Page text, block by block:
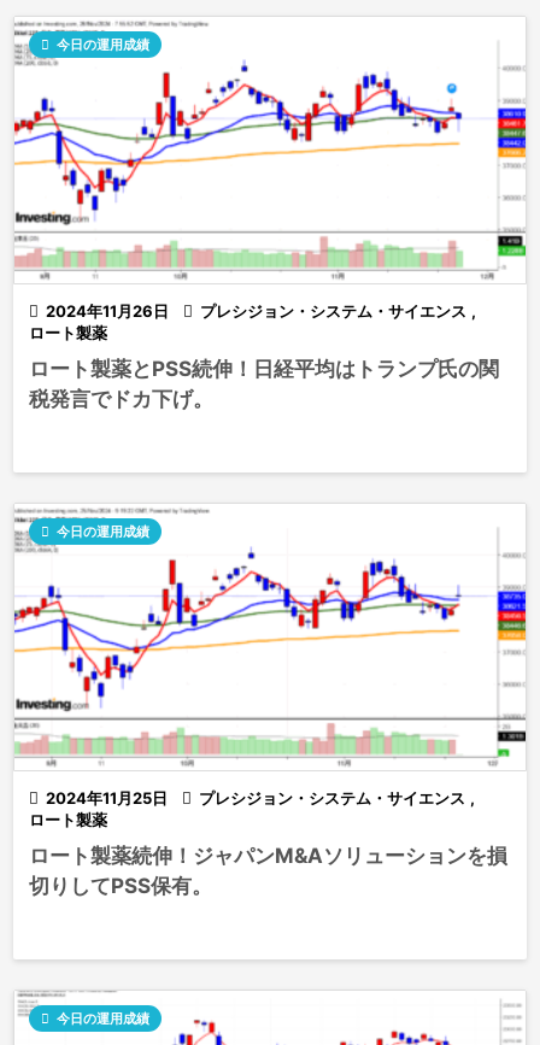
 2024年11月26日
 今日の運用成績
 プレシジョン・システム・サイエンス ,
ロート製薬
ロート製薬とPSS続伸！日経平均はトランプ氏の関
税発言でドカ下げ。
 2024年11月25日
 今日の運用成績
 プレシジョン・システム・サイエンス ,
ロート製薬
ロート製薬続伸！ジャパンM&Aソリューションを損
切りしてPSS保有。
 今日の運用成績